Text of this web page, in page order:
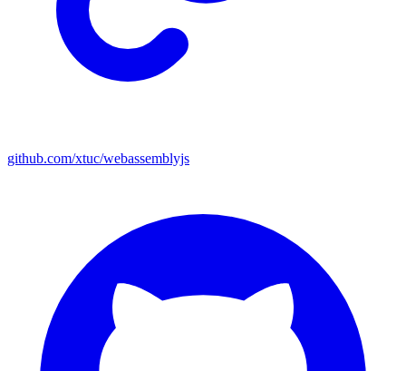
github.com/xtuc/webassemblyjs